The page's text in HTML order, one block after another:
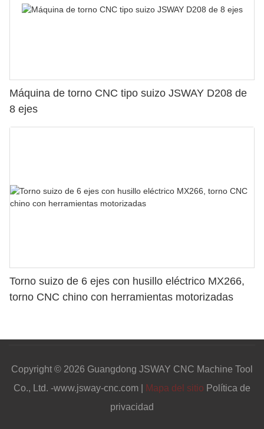
Máquina de torno CNC tipo suizo JSWAY D208 de
8 ejes
Torno suizo de 6 ejes con husillo eléctrico MX266,
torno CNC chino con herramientas motorizadas
Copyright © 2026 Guangdong JSWAY CNC Machine Tool
Co., Ltd. -www.jsway-cnc.com |
Mapa del sitio Política de
privacidad